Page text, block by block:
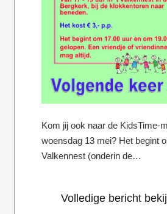
Kom jij ook naar de KidsTime-
woensdag 13 mei? Het begint
Valkennest (onderin de…
Volledige bericht